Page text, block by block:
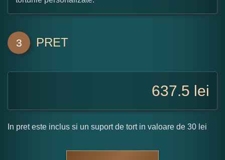
3 PRET
637.5 lei
In pret este inclus si un suport de tort in valoare de 30 lei